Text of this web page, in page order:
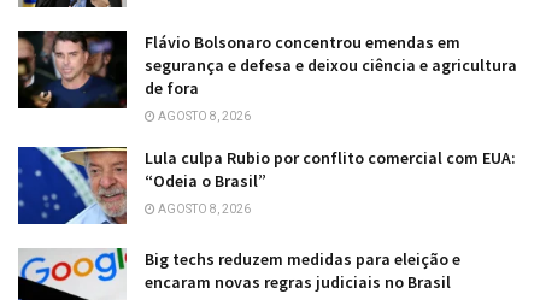
Flávio Bolsonaro concentrou emendas em
segurança e defesa e deixou ciência e agricultura
de fora
AGOSTO 8, 2026
Lula culpa Rubio por conflito comercial com EUA:
“Odeia o Brasil”
AGOSTO 8, 2026
Big techs reduzem medidas para eleição e
encaram novas regras judiciais no Brasil